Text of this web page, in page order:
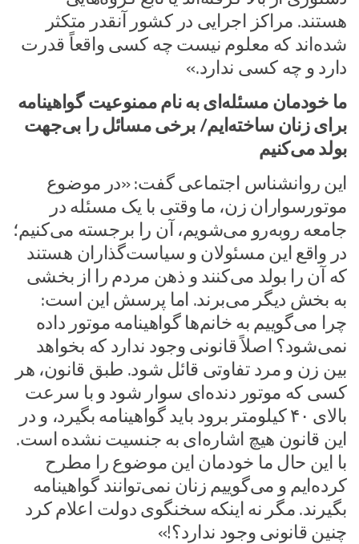
هستند. مراکز اجرایی در کشور آنقدر متکثر
شده‌اند که معلوم نیست چه کسی واقعاً قدرت
دارد و چه کسی ندارد.»
ما خودمان مسئله‌ای به نام ممنوعیت گواهینامه
برای زنان ساخته‌ایم/ برخی مسائل را بی‌جهت
بولد می‌کنیم
این روانشناس اجتماعی گفت: «در موضوع
موتورسواران زن، ما وقتی با یک مسئله در
جامعه روبه‌رو می‌شویم، آن را برجسته می‌کنیم؛
در واقع این مسئولان و سیاست‌گذاران هستند
که آن را بولد می‌کنند و ذهن مردم را از بخشی
به بخش دیگر می‌برند. اما پرسش این است:
چرا می‌گوییم به خانم‌ها گواهینامه موتور داده
نمی‌شود؟ اصلاً قانونی وجود ندارد که بخواهد
بین زن و مرد تفاوتی قائل شود. طبق قانون، هر
کسی که موتور دنده‌ای سوار شود و با سرعت
بالای ۴۰ کیلومتر برود باید گواهینامه بگیرد، و در
این قانون هیچ اشاره‌ای به جنسیت نشده است.
با این حال ما خودمان این موضوع را مطرح
کرده‌ایم و می‌گوییم زنان نمی‌توانند گواهینامه
بگیرند. مگر نه اینکه سخنگوی دولت اعلام کرد
چنین قانونی وجود ندارد؟!»